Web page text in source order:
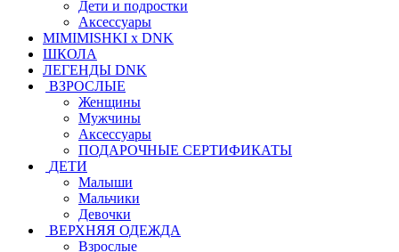
Дети и подростки
Аксессуары
MIMIMISHKI x DNK
ШКОЛА
ЛЕГЕНДЫ DNK
ВЗРОСЛЫЕ
Женщины
Мужчины
Аксессуары
ПОДАРОЧНЫЕ СЕРТИФИКАТЫ
ДЕТИ
Малыши
Мальчики
Девочки
ВЕРХНЯЯ ОДЕЖДА
Взрослые